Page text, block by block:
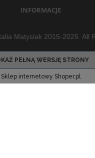
INFORMACJE
Matysiak 2015-2025. All
PEŁNĄ WERSJĘ STRONY
Sklep internetowy Shoper.pl